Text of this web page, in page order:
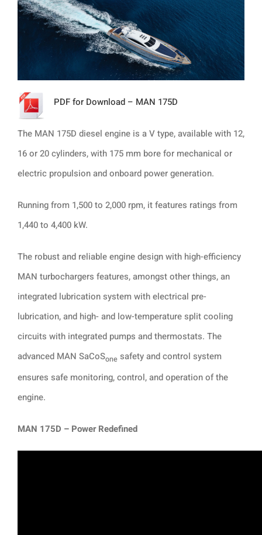
PDF for Download – MAN 175D
The MAN 175D diesel engine is a V type, available with 12,
16 or 20 cylinders, with 175 mm bore for mechanical or
electric propulsion and onboard power generation.
Running from 1,500 to 2,000 rpm, it features ratings from
1,440 to 4,400 kW.
The robust and reliable engine design with high-efficiency
MAN turbochargers features, amongst other things, an
integrated lubrication system with electrical pre-
lubrication, and high- and low-temperature split cooling
circuits with integrated pumps and thermostats. The
advanced MAN SaCoSone safety and control system
ensures safe monitoring, control, and operation of the
engine.
MAN 175D – Power Redefined